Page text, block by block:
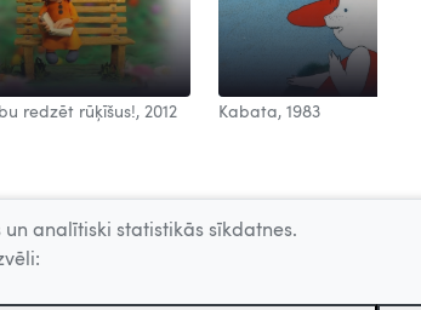
redzēt rūķīšus!, 2012 Kabata, 1983
analītiski statistikās sīkdatnes.